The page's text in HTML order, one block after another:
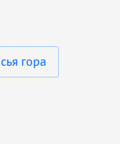
гора